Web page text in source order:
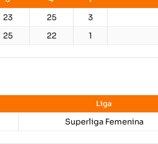
23 25 3
25 22 1
Liga
Superliga Femenina